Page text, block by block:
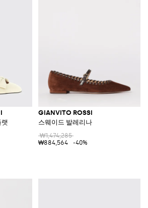
GIANVITO ROSSI
스웨이드 발레리나
₩1,474,285
₩884,564
-40%